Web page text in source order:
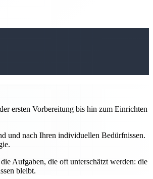
ersten Vorbereitung bis hin zum Einrichten
und nach Ihren individuellen Bedürfnissen.
Aufgaben, die oft unterschätzt werden: die
bleibt.